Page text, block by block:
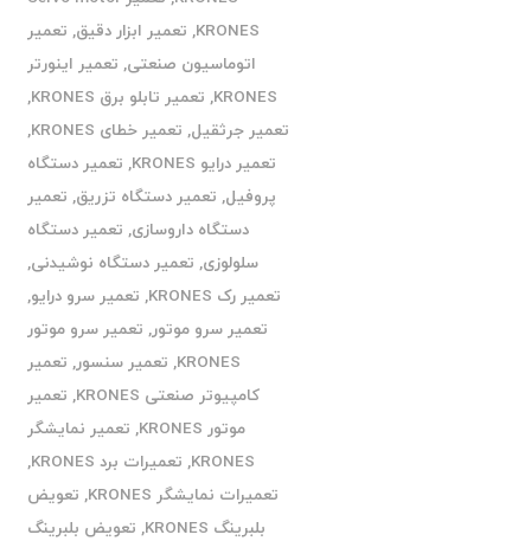
KRONES
, تعمیر ابزار دقیق, تعمیر
اتوماسیون صنعتی, تعمیر اینورتر
KRONES
, تعمیر تابلو برق KRONES
,
تعمیر جرثقیل, تعمیر خطای KRONES
,
تعمیر درایو KRONES
, تعمیر دستگاه
پروفیل, تعمیر دستگاه تزریق, تعمیر
دستگاه داروسازی, تعمیر دستگاه
سلولوزی, تعمیر دستگاه نوشیدنی,
تعمیر رک KRONES
, تعمیر سرو درایو,
تعمیر سرو موتور, تعمیر سرو موتور
KRONES
, تعمیر سنسور, تعمیر
کامپیوتر صنعتی KRONES
, تعمیر
موتور KRONES
, تعمیر نمایشگر
KRONES
, تعمیرات برد KRONES
,
تعمیرات نمایشگر KRONES
, تعویض
بلبرینگ KRONES
, تعویض بلبرینگ